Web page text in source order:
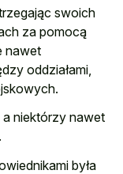
swoich
za pomocą
nawet
oddziałami,
niektórzy nawet
była